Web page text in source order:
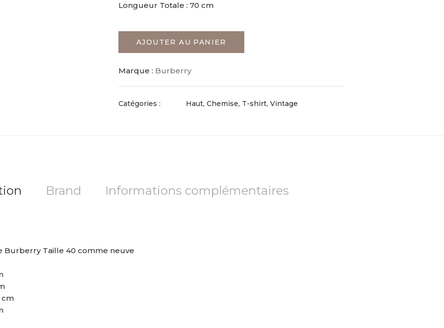
Longueur Totale : 70 cm
AJOUTER AU PANIER
Marque : Burberry
Catégories : Haut, Chemise, T-shirt, Vintage
Brand Informations complémentaires
Burberry Taille 40 comme neuve
cm